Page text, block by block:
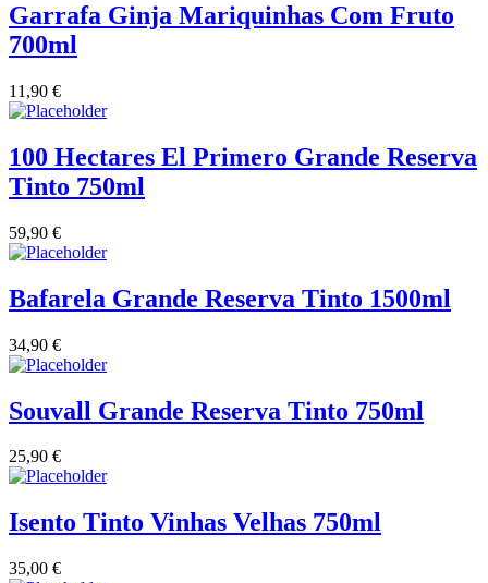
Garrafa Ginja Mariquinhas Com Fruto
700ml
11,90 €
100 Hectares El Primero Grande Reserva
Tinto 750ml
59,90 €
Bafarela Grande Reserva Tinto 1500ml
34,90 €
Souvall Grande Reserva Tinto 750ml
25,90 €
Isento Tinto Vinhas Velhas 750ml
35,00 €